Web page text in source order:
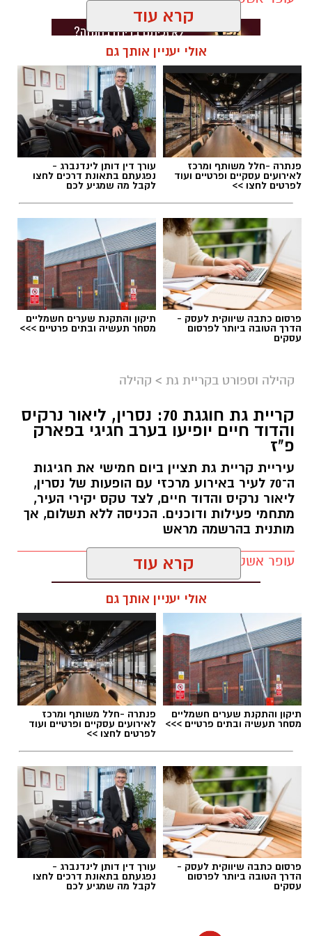
תגים:פיקניק משפחות בקריית גת
אילוסטרציה AI
המשפחות בקריית גת מוזמנות לצאת מהשגרה
במסגרת אירוע פיקניק משפחות חווייתי שייערך
באווירה קהילתית.
במהלך האירוע תקבל כל משפחה מעטפת משימות
חווייתית, שתאפשר לה להשתתף בפעילויות
מגבשות ומהנות. בנוסף תתקיים תחרות משפחות
נושאת פרסים, לצד פיצות, נשנושים והפתעה קטנה
מארגני האירוע מזמינים את המשתתפים להביא
עמם מחצלת, ליהנות מהאווירה הירוקה, לבלות יחד
וליצור רגעים משפחתיים מיוחדים.
ההשתתפות מותנית בהרשמה מראש, כאשר כל
משתתף ומשתתפת חייבים בכרטיס כניסה אישי.
מספר המקומות מוגבל, ולכן מומלץ להירשם
בהקדם.
יש לכם מידע חשוב שטרם נחשף? צילומים מאירוע
חדשותי? מצאתם טעות בכתבה? נשמח שתשתפו
אותנו
קרא עוד
אולי יעניין אותך גם
פנתרה -חלל משותף ומרכז
לאירועים עסקיים ופרטיים ועוד
לפרטים לחצו >>
עורך דין דותן לינדנברג -
נפגעתם בתאונת דרכים לחצו
לקבל מה שמגיע לכם
פרסום כתבה שיווקית לעסק -
הדרך הטובה ביותר לפרסום
עסקים
תיקון והתקנת שערים חשמליים
מסחר תעשיה ובתים פרטיים >>>
קהילה וספורט בקריית גת > קהילה
קריית גת חוגגת 70: נסרין, ליאור נרקיס
והדוד חיים יופיעו בערב חגיגי בפארק
פ"ז
עיריית קריית גת תציין ביום חמישי את חגיגות
ה־70 לעיר באירוע מרכזי עם הופעות של נסרין,
ליאור נרקיס והדוד חיים, לצד טקס יקירי העיר,
מתחמי פעילות ודוכנים. הכניסה ללא תשלום, אך
מותנית בהרשמה מראש
עופר אשטוקר / 11:39 03.08.26
תגים: חגיגות 70 לקריית גת
קרא עוד
אולי יעניין אותך גם
תיקון והתקנת שערים חשמליים
מסחר תעשיה ובתים פרטיים >>>
פנתרה -חלל משותף ומרכז
לאירועים עסקיים ופרטיים ועוד
לפרטים לחצו >>
פרסום כתבה שיווקית לעסק -
הדרך הטובה ביותר לפרסום
עסקים
עורך דין דותן לינדנברג -
נפגעתם בתאונת דרכים לחצו
לקבל מה שמגיע לכם